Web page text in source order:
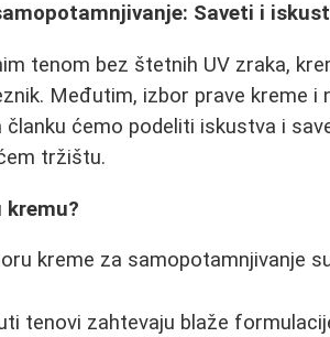
Saveti i
tenom bez štetnih UV zraka,
Međutim, izbor prave kreme i
članku ćemo podeliti iskustva i
tržištu.
kremu?
kreme za samopotamnjivanje
tenovi zahtevaju blaže